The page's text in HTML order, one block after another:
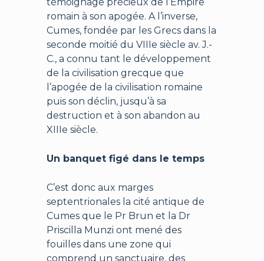
romain à son apogée. A l’inverse,
Cumes, fondée par les Grecs dans la
seconde moitié du VIIIe siècle av. J.-
C., a connu tant le développement
de la civilisation grecque que
l’apogée de la civilisation romaine
puis son déclin, jusqu’à sa
destruction et à son abandon au
XIIIe siècle.
Un banquet figé dans le temps
C’est donc aux marges
septentrionales la cité antique de
Cumes que le Pr Brun et la Dr
Priscilla Munzi ont mené des
fouilles dans une zone qui
comprend un sanctuaire, des